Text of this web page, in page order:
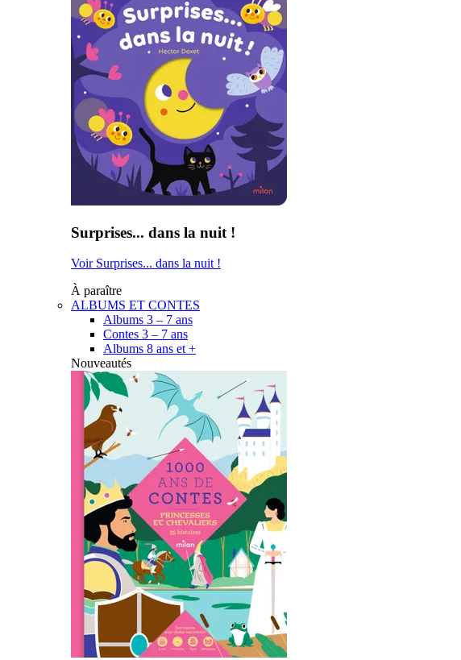
Surprises... dans la nuit !
Voir Surprises... dans la nuit !
À paraître
ALBUMS ET CONTES
Albums 3 – 7 ans
Contes 3 – 7 ans
Albums 8 ans et +
Nouveautés